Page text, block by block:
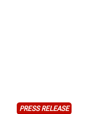
PRESS RELEASE